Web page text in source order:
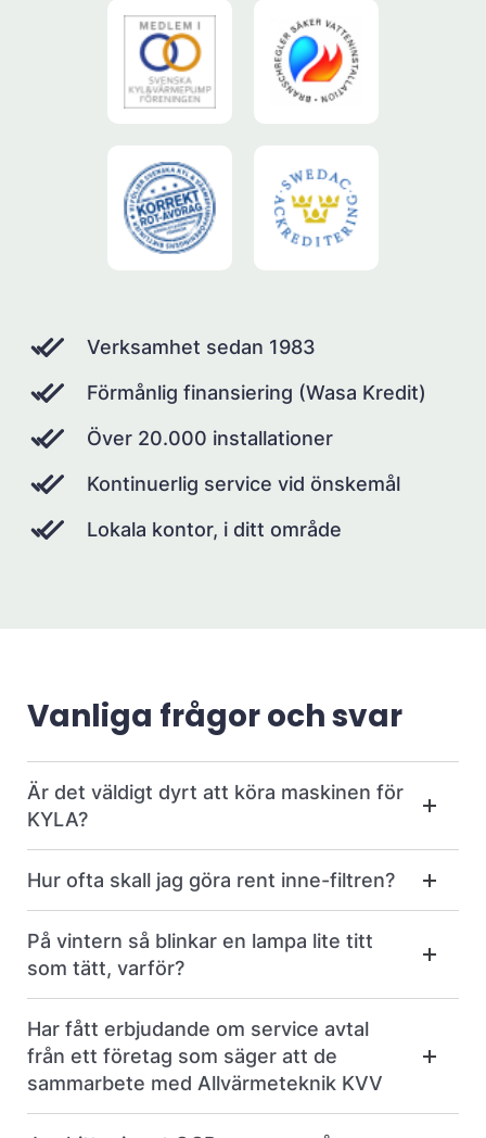
Verksamhet sedan 1983
Förmånlig finansiering (Wasa Kredit)
Över 20.000 installationer
Kontinuerlig service vid önskemål
Lokala kontor, i ditt område
Vanliga frågor och svar
Är det väldigt dyrt att köra maskinen för
KYLA?
Hur ofta skall jag göra rent inne-filtren?
På vintern så blinkar en lampa lite titt
som tätt, varför?
Har fått erbjudande om service avtal
från ett företag som säger att de
sammarbete med Allvärmeteknik KVV